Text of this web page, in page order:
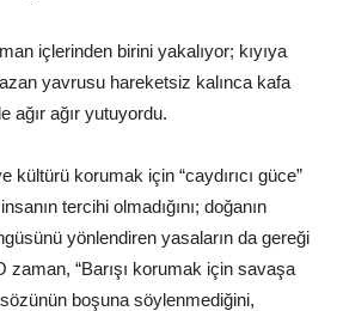
içlerinden birini yakalıyor; kıyıya
yavrusu hareketsiz kalınca kafa
ağır ağır yutuyordu.
kültürü korumak için “caydırıcı güce”
tercihi olmadığını; doğanın
yönlendiren yasaların da gereği
zaman, “Barışı korumak için savaşa
boşuna söylenmediğini,